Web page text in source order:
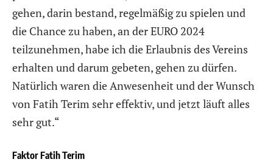
gehen, darin bestand, regelmäßig zu spielen und
die Chance zu haben, an der EURO 2024
teilzunehmen, habe ich die Erlaubnis des Vereins
erhalten und darum gebeten, gehen zu dürfen.
Natürlich waren die Anwesenheit und der Wunsch
von Fatih Terim sehr effektiv, und jetzt läuft alles
sehr gut.“
Faktor Fatih Terim